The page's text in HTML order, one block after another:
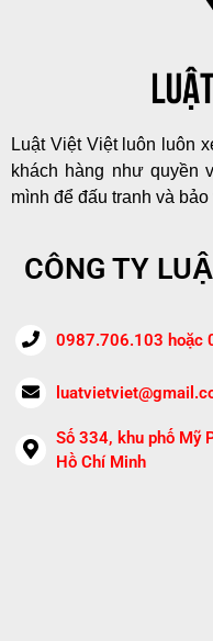
Luật Việt Việt luôn luôn
khách hàng như quyền
mình để đấu tranh và
CÔNG TY
0987.706.103 hoặc
Số 334, khu phố Mỹ
Hồ Chí Minh